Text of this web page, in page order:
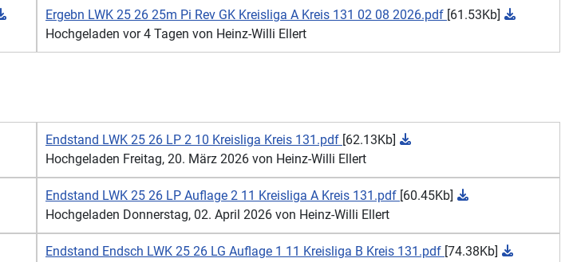
Ergebn LWK 25 26 25m Pi Rev GK Kreisliga A Kreis 131 02 08 2026.pdf [61.53Kb]
Hochgeladen vor 4 Tagen von Heinz-Willi Ellert
Endstand LWK 25 26 LP 2 10 Kreisliga Kreis 131.pdf [62.13Kb]
Hochgeladen Freitag, 20. März 2026 von Heinz-Willi Ellert
Endstand LWK 25 26 LP Auflage 2 11 Kreisliga A Kreis 131.pdf [60.45Kb]
Hochgeladen Donnerstag, 02. April 2026 von Heinz-Willi Ellert
Endstand Endsch LWK 25 26 LG Auflage 1 11 Kreisliga B Kreis 131.pdf [74.38Kb]